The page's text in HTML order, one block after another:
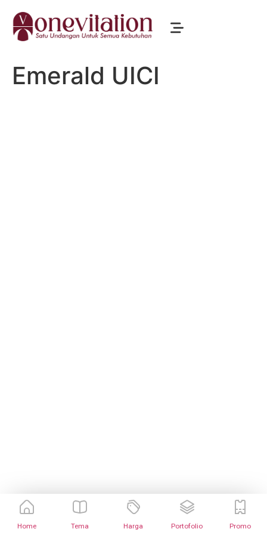
Home Tema Harga Portofolio Promo
Emerald UICI